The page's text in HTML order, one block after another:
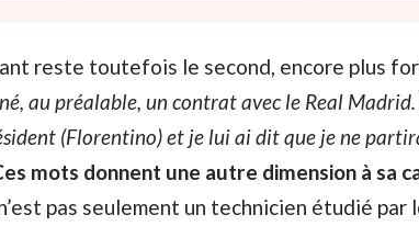
reste toutefois le second, encore plus
au préalable, un contrat avec le Real
(Florentino) et je lui ai dit que je ne
mots donnent une autre dimension à sa
pas seulement un technicien étudié par